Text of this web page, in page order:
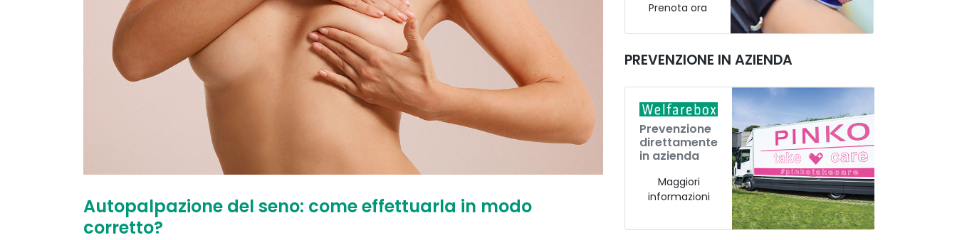
Autopalpazione del seno: come effettuarla in modo
corretto?
Prenota ora
PREVENZIONE IN AZIENDA
Prevenzione
direttamente
in azienda
Maggiori
informazioni